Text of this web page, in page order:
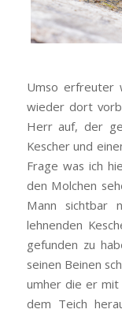
Umso erfreuter
wieder dort
Herr auf, der
Kescher und
Frage was ich
den Molchen
Mann sichtbar
lehnenden
gefunden zu
seinen Beinen
umher die er mit
dem Teich